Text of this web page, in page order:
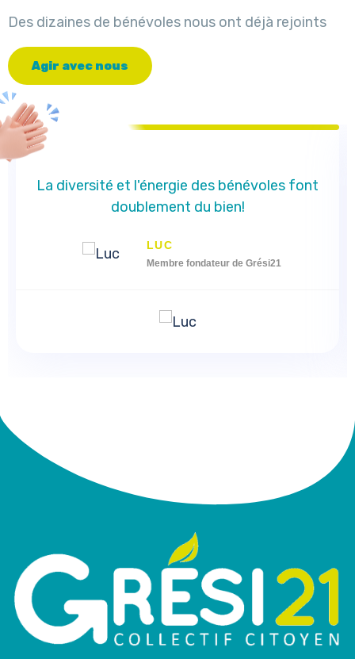
Des dizaines de bénévoles nous ont déjà rejoints
Agir avec nous
La diversité et l'énergie des bénévoles font
doublement du bien!
LUC
Membre fondateur de Grési21